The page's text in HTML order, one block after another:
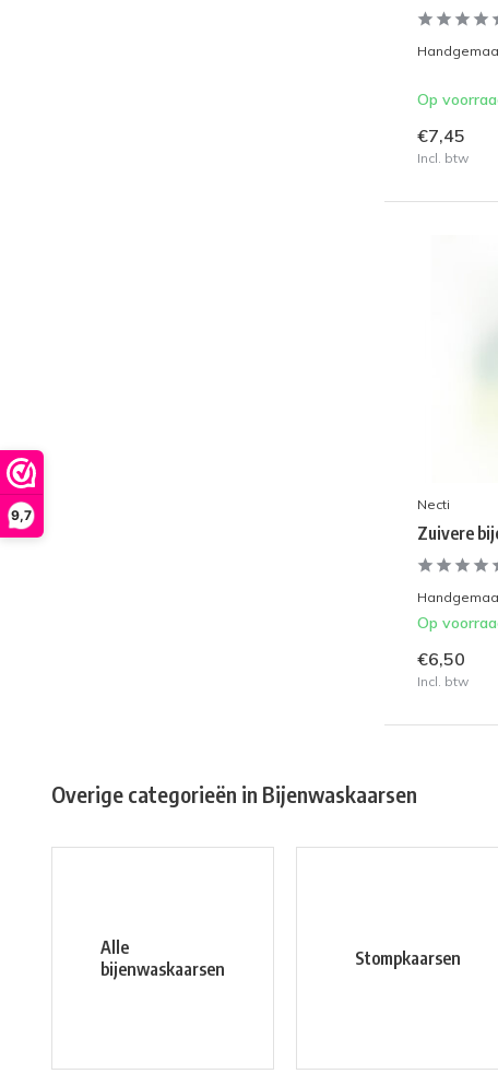
9,7
Op
€7,45
Incl. btw
Necti
Zuivere
Op
€6,50
Incl. btw
Overige categorieën in Bijenwaskaarsen
Alle
bijenwaskaarsen
Stompkaarsen